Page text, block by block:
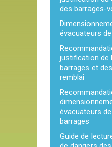
des barrages-
évacuateurs
justification de
barrages et
remblai
évacuateurs
barrages
Guide de